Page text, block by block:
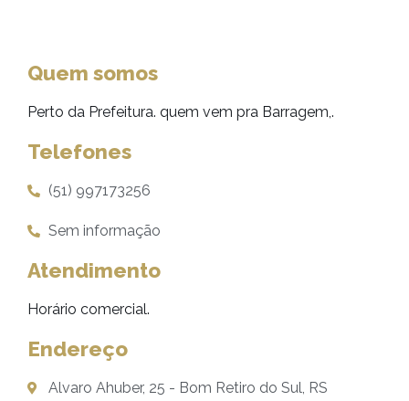
Quem somos
Perto da Prefeitura. quem vem pra Barragem,.
Telefones
(51) 997173256
Sem informação
Atendimento
Horário comercial.
Endereço
Alvaro Ahuber, 25 - Bom Retiro do Sul, RS